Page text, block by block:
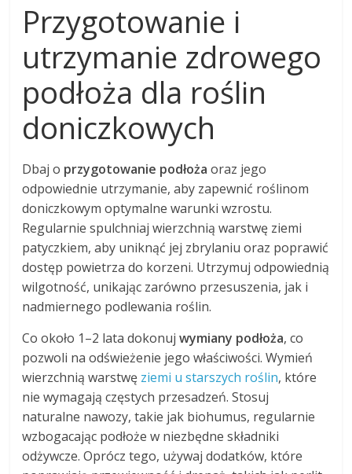
Przygotowanie i
utrzymanie zdrowego
podłoża dla roślin
doniczkowych
Dbaj o przygotowanie podłoża oraz jego
odpowiednie utrzymanie, aby zapewnić roślinom
doniczkowym optymalne warunki wzrostu.
Regularnie spulchniaj wierzchnią warstwę ziemi
patyczkiem, aby uniknąć jej zbrylaniu oraz poprawić
dostęp powietrza do korzeni. Utrzymuj odpowiednią
wilgotność, unikając zarówno przesuszenia, jak i
nadmiernego podlewania roślin.
Co około 1–2 lata dokonujwymiany podłoża, co
pozwoli na odświeżenie jego właściwości. Wymień
wierzchnią warstwę ziemi u starszych roślin, które
nie wymagają częstych przesadzeń. Stosuj
naturalne nawozy, takie jak biohumus, regularnie
wzbogacając podłoże w niezbędne składniki
odżywcze. Oprócz tego, używaj dodatków, które